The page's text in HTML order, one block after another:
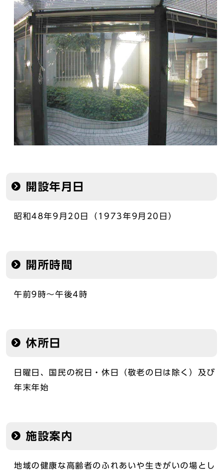
開設年月日
昭和48年9月20日（1973年9月20日）
開所時間
午前9時～午後4時
休所日
日曜日、国民の祝日・休日（敬老の日は除く）及び
年末年始
施設案内
地域の健康な高齢者のふれあいや生きがいの場とし